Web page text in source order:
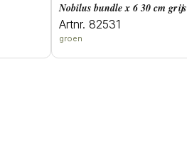
Nobilus bundle x 6 30 cm grijs
Artnr. 82531
groen